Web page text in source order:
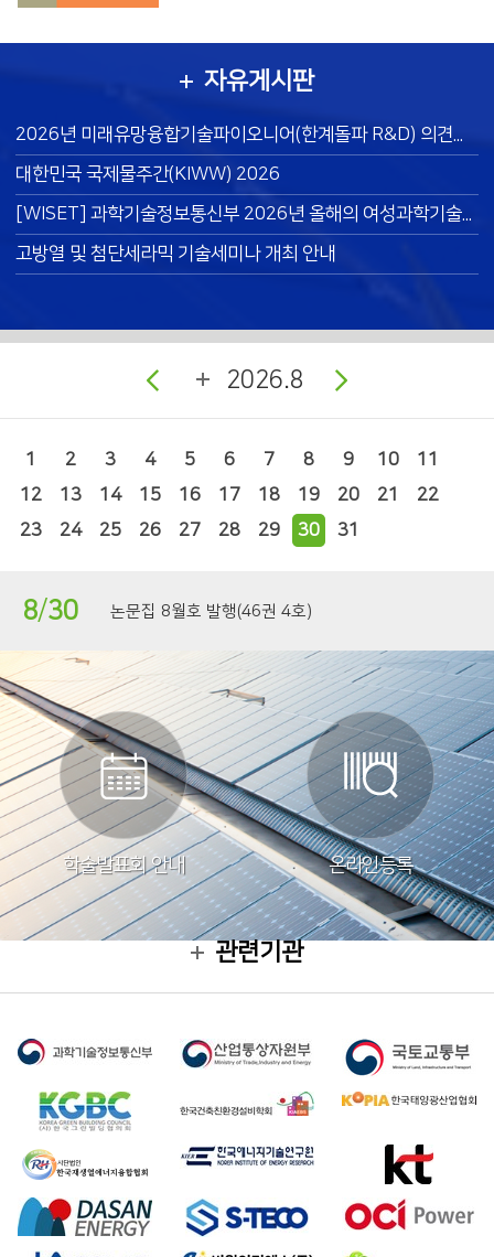
자유게시판
2026년 미래유망융합기술파이오니어(한계돌파 R&D) 의견요청서(PIR) 공개 및 의견서 접수 추진계획
대한민국 국제물주간(KIWW) 2026
[WISET] 과학기술정보통신부 2026년 올해의 여성과학기술인상 후보자 추천(~8/31)
고방열 및 첨단세라믹 기술세미나 개최 안내
2026.8
1 2 3 4 5 6 7 8 9 10
11
12
13 14 15 16 17 18 19 20 21
22
23
24 25 26 27 28 29 30 31
8/30 논문집 8월호 발행(46권 4호)
학술발표회 안내 온라인등록
관련기관